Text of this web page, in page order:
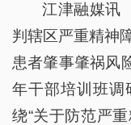
江津融媒讯
判辖区严重精神
患者肇事肇祸风
年干部培训班调
绕“关于防范严